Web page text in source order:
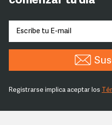
Registrarse implica aceptar los